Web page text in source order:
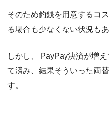
そのため釣銭を用意するコ
る場合も少なくない状況もあ
しかし、 PayPay決済が増
て済み、結果そういった両
す。